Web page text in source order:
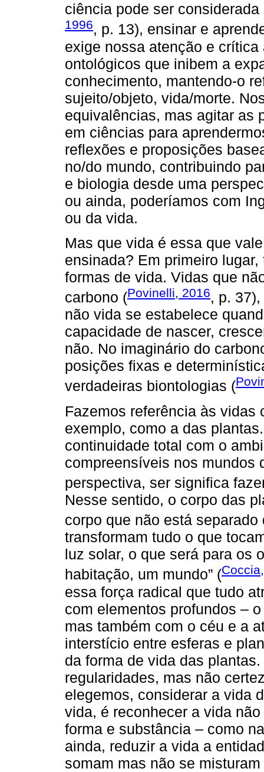
ciência pode ser
1996, p. 13), ensinar e
exige nossa atenção e
ontológicos que inibem a
conhecimento, mantendo-o
sujeito/objeto, vida/morte.
equivalências, mas agitar as
em ciências para
reflexões e proposições
no/do mundo, contribuindo
e biologia desde uma
ou ainda, poderíamos com
ou da vida.
Mas que vida é essa que
ensinada? Em primeiro
formas de vida. Vidas que
carbono (Povinelli, 2016, p.
não vida se estabelece
capacidade de nascer,
não. No imaginário do
posições fixas e
verdadeiras biontologias (
Fazemos referência às vidas
exemplo, como a das
continuidade total com o
compreensíveis nos mundos
perspectiva, ser significa
Nesse sentido, o corpo das
corpo que não está separado
transformam tudo o que
luz solar, o que será para os
habitação, um mundo” (
essa força radical que tudo
com elementos profundos –
mas também com o céu e a
interstício entre esferas e
da forma de vida das
regularidades, mas não
elegemos, considerar a vida
vida, é reconhecer a vida
forma e substância – como
ainda, reduzir a vida a
somam mas não se